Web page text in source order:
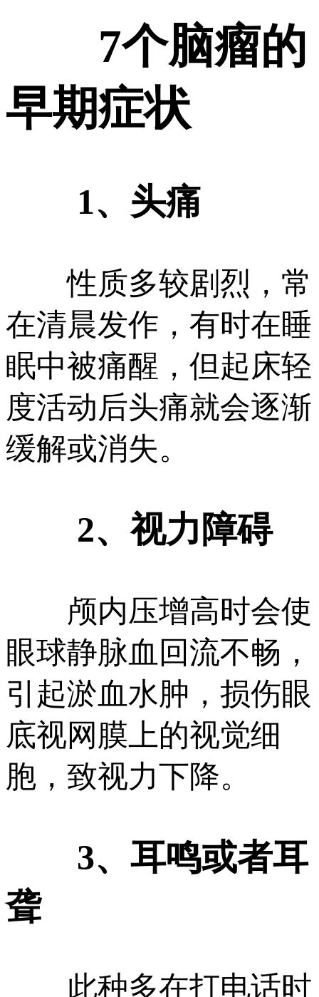
7个脑瘤的
早期症状
1、头痛
性质多较剧烈，常
在清晨发作，有时在睡
眠中被痛醒，但起床轻
度活动后头痛就会逐渐
缓解或消失。
2、视力障碍
颅内压增高时会使
眼球静脉血回流不畅，
引起淤血水肿，损伤眼
底视网膜上的视觉细
胞，致视力下降。
3、耳鸣或者耳
聋
此种多在打电话时